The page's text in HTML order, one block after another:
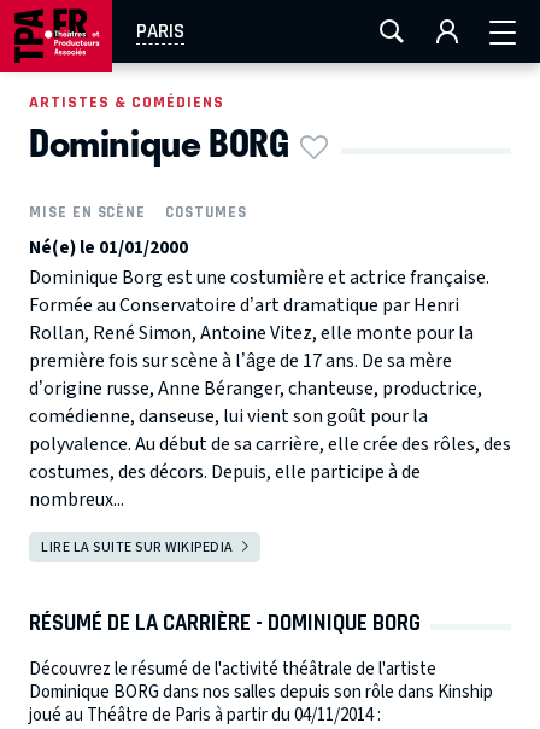
PARIS
AIX-MARSEILLE LA ROCHELLE
EN TOURNÉE
ARTISTES & COMÉDIENS
Dominique BORG
MISE EN SCÈNE COSTUMES
Né(e) le 01/01/2000
Dominique Borg est une costumière et actrice française.
Formée au Conservatoire d’art dramatique par Henri
Rollan, René Simon, Antoine Vitez, elle monte pour la
première fois sur scène à l’âge de 17 ans. De sa mère
d’origine russe, Anne Béranger, chanteuse, productrice,
comédienne, danseuse, lui vient son goût pour la
polyvalence. Au début de sa carrière, elle crée des rôles, des
costumes, des décors. Depuis, elle participe à de
nombreux...
LIRE LA SUITE SUR WIKIPEDIA
RÉSUMÉ DE LA CARRIÈRE - DOMINIQUE BORG
Découvrez le résumé de l'activité théâtrale de l'artiste
Dominique BORG dans nos salles depuis son rôle dans Kinship
joué au Théâtre de Paris à partir du 04/11/2014 :